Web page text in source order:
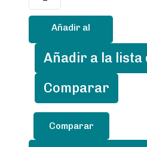
de
entrenamiento
cantidad
Añadir al
carrito
Añadir a la lista
Comparar